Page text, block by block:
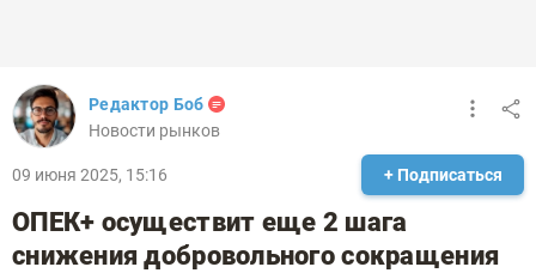
Редактор Боб
Новости рынков
09 июня 2025, 15:16 + Подписаться
ОПЕК+ осуществит еще 2 шага
снижения добровольного сокращения